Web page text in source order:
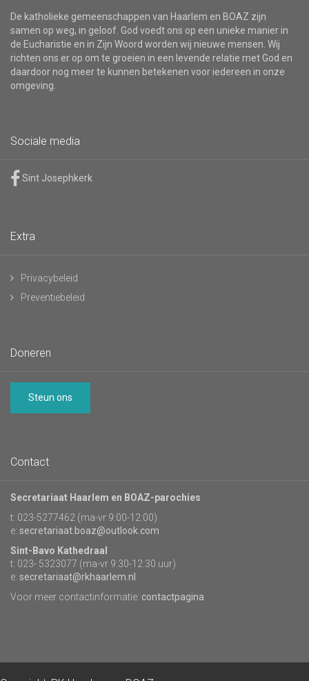
De katholieke gemeenschappen van Haarlem en BOAZ zijn
samen op weg, in geloof. God voedt ons op een unieke manier in
de Eucharistie en in Zijn Woord worden wij nieuwe mensen. Wij
richten ons er op om te groeien in een levende relatie met God en
daardoor nog meer te kunnen betekenen voor iedereen in onze
omgeving.
Sociale media
Sint Josephkerk
Extra
Privacybeleid
Preventiebeleid
Doneren
Steun ons
Contact
Secretariaat Haarlem en BOAZ-parochies
t: 023-5277462 (ma-vr 9:00-12:00)
e: secretariaat.boaz@outlook.com
Sint-Bavo Kathedraal
t: 023- 5323077 (ma-vr 9:30-12:30 uur)
e: secretariaat@rkhaarlem.nl
Voor meer contactinformatie: contactpagina